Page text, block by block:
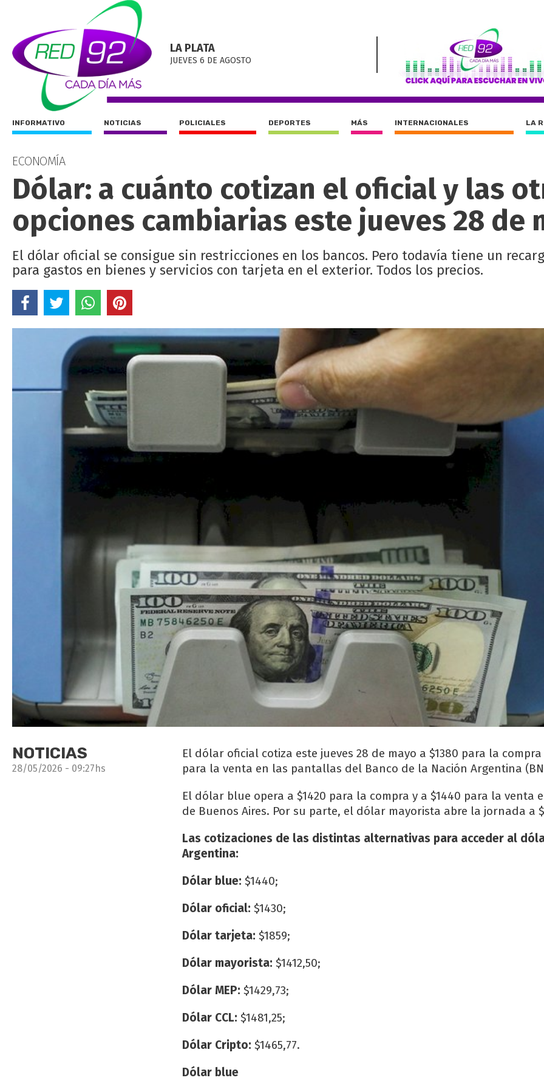
LA PLATA
JUEVES 6 DE AGOSTO
INFORMATIVO NOTICIAS POLICIALES DEPORTES MÁS INTERNACIONALES LA
ECONOMÍA
Dólar: a cuánto cotizan el oficial y las
opciones cambiarias este jueves 28 de
El dólar oficial se consigue sin restricciones en los bancos. Pero todavía tiene un
para gastos en bienes y servicios con tarjeta en el exterior. Todos los precios.
NOTICIAS
28/05/2026 - 09:27hs
El dólar oficial cotiza este jueves 28 de mayo a $1380 para la compra
para la venta en las pantallas del Banco de la Nación Argentina
El dólar blue opera a $1420 para la compra y a $1440 para la venta
de Buenos Aires. Por su parte, el dólar mayorista abre la jornada a
Las cotizaciones de las distintas alternativas para acceder al
Argentina:
Dólar blue: $1440;
Dólar oficial: $1430;
Dólar tarjeta: $1859;
Dólar mayorista: $1412,50;
Dólar MEP: $1429,73;
Dólar CCL: $1481,25;
Dólar Cripto: $1465,77.
Dólar blue